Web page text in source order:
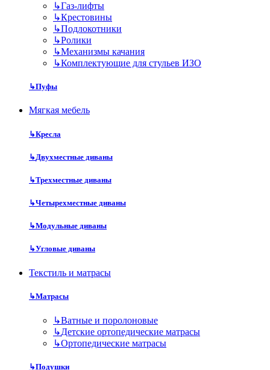
↳Газ-лифты
↳Крестовины
↳Подлокотники
↳Ролики
↳Механизмы качания
↳Комплектующие для стульев ИЗО
↳Пуфы
Мягкая мебель
↳Кресла
↳Двухместные диваны
↳Трехместные диваны
↳Четырехместные диваны
↳Модульные диваны
↳Угловые диваны
Текстиль и матрасы
↳Матрасы
↳Ватные и поролоновые
↳Детские ортопедические матрасы
↳Ортопедические матрасы
↳Подушки